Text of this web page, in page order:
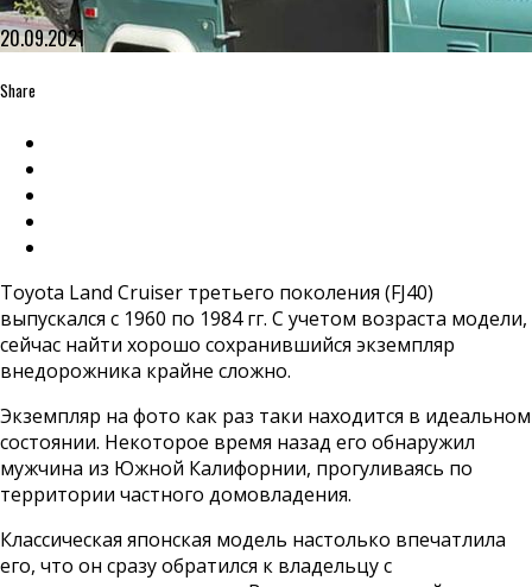
20.09.2021
Share
Toyota Land Cruiser третьего поколения (FJ40)
выпускался с 1960 по 1984 гг. С учетом возраста модели,
сейчас найти хорошо сохранившийся экземпляр
внедорожника крайне сложно.
Экземпляр на фото как раз таки находится в идеальном
состоянии. Некоторое время назад его обнаружил
мужчина из Южной Калифорнии, прогуливаясь по
территории частного домовладения.
Классическая японская модель настолько впечатлила
его, что он сразу обратился к владельцу с